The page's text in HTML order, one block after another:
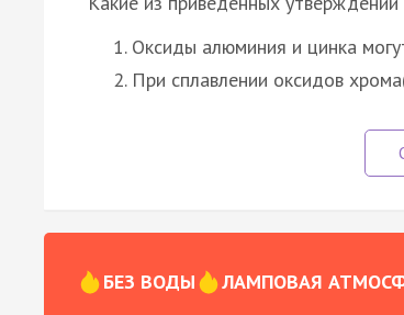
Оксиды алюминия и цинка
При сплавлении оксидов
БЕЗ ВОДЫ ЛАМПОВАЯ